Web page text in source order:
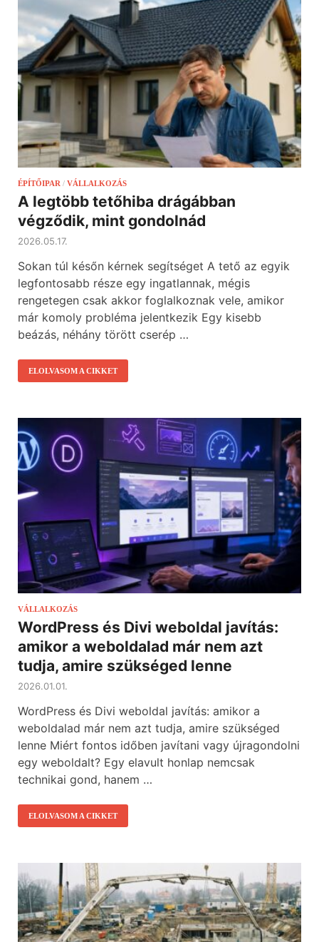
ÉPÍTŐIPAR / VÁLLALKOZÁS
A legtöbb tetőhiba drágábban
végződik, mint gondolnád
2026.05.17.
Sokan túl későn kérnek segítséget A tető az egyik
legfontosabb része egy ingatlannak, mégis
rengetegen csak akkor foglalkoznak vele, amikor
már komoly probléma jelentkezik Egy kisebb
beázás, néhány törött cserép …
ELOLVASOM A CIKKET
VÁLLALKOZÁS
WordPress és Divi weboldal javítás:
amikor a weboldalad már nem azt
tudja, amire szükséged lenne
2026.01.01.
WordPress és Divi weboldal javítás: amikor a
weboldalad már nem azt tudja, amire szükséged
lenne Miért fontos időben javítani vagy újragondolni
egy weboldalt? Egy elavult honlap nemcsak
technikai gond, hanem …
ELOLVASOM A CIKKET